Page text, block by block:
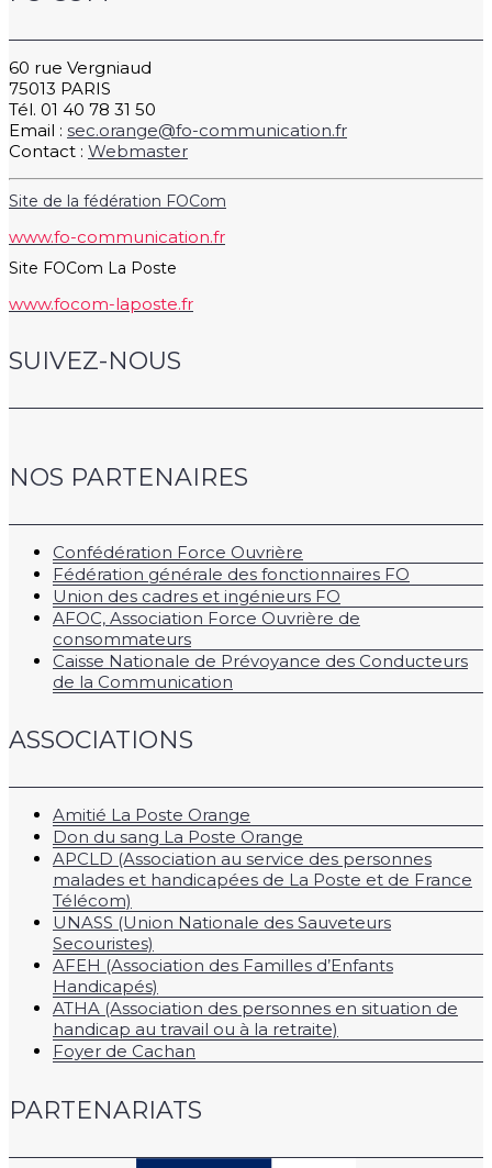
60 rue Vergniaud
75013 PARIS
Tél. 01 40 78 31 50
Email : sec.orange@fo-communication.fr
Contact : Webmaster
Site de la fédération FOCom
www.fo-communication.fr
Site FOCom La Poste
www.focom-laposte.fr
SUIVEZ-NOUS
NOS PARTENAIRES
Confédération Force Ouvrière
Fédération générale des fonctionnaires FO
Union des cadres et ingénieurs FO
AFOC, Association Force Ouvrière de
consommateurs
Caisse Nationale de Prévoyance des Conducteurs
de la Communication
ASSOCIATIONS
Amitié La Poste Orange
Don du sang La Poste Orange
APCLD (Association au service des personnes
malades et handicapées de La Poste et de France
Télécom)
UNASS (Union Nationale des Sauveteurs
Secouristes)
AFEH (Association des Familles d’Enfants
Handicapés)
ATHA (Association des personnes en situation de
handicap au travail ou à la retraite)
Foyer de Cachan
PARTENARIATS